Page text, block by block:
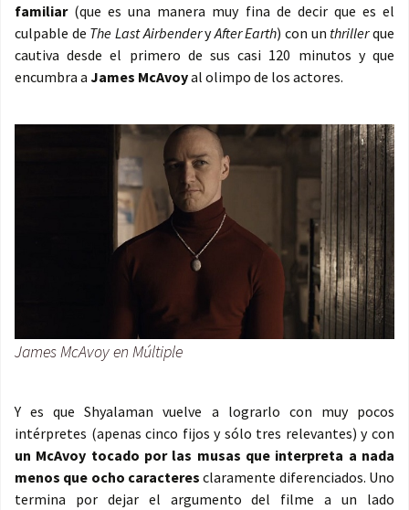
familiar(que es una manera muy fina de decir que es el
culpable de The Last AirbenderyAfter Earth) con un thrillerque
cautiva desde el primero de sus casi 120 minutos y que
encumbra a James McAvoyal olimpo de los actores.
James McAvoy en Múltiple
Y es que Shyalaman vuelve a lograrlo con muy pocos
intérpretes (apenas cinco fijos y sólo tres relevantes) y con
un McAvoy tocado por las musas que interpreta a nada
menos que ocho caracteres claramente diferenciados. Uno
termina por dejar el argumento del filme a un lado